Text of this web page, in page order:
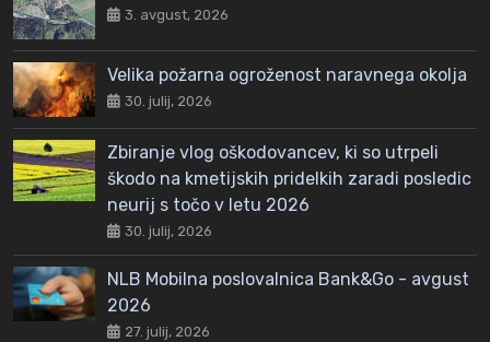
3. avgust, 2026
Velika požarna ogroženost naravnega okolja
30. julij, 2026
Zbiranje vlog oškodovancev, ki so utrpeli
škodo na kmetijskih pridelkih zaradi posledic
neurij s točo v letu 2026
30. julij, 2026
NLB Mobilna poslovalnica Bank&Go - avgust
2026
27. julij, 2026